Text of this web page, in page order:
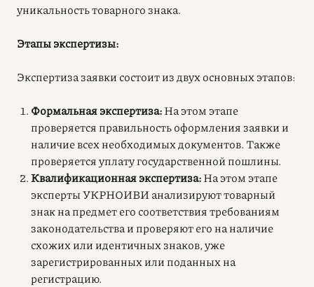
уникальность товарного знака.
Этапы экспертизы:
Экспертиза заявки состоит из двух основных этапов:
Формальная экспертиза:На этом этапе
проверяется правильность оформления заявки и
наличие всех необходимых документов. Также
проверяется уплату государственной пошлины.
Квалификационная экспертиза:На этом этапе
эксперты УКРНОИВИ анализируют товарный
знак на предмет его соответствия требованиям
законодательства и проверяют его на наличие
схожих или идентичных знаков, уже
зарегистрированных или поданных на
регистрацию.